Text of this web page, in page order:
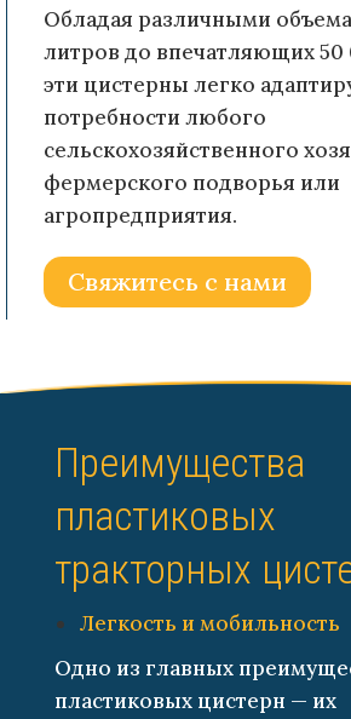
Обладая различными
литров до впечатляющих
эти цистерны легко
потребности любого
сельскохозяйственного
фермерского подворья или
агропредприятия.
Свяжитесь с нами
Преимущества
пластиковых
тракторных
Легкость и мобильность
Одно из главных
пластиковых цистерн — их